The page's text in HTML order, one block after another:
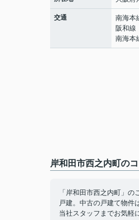
交通 南海本
阪和線
南海本
岸和田市西之内町の
「岸和田市西之内町」
戸建。中古の戸建て物件
当社スタッフまでお気軽